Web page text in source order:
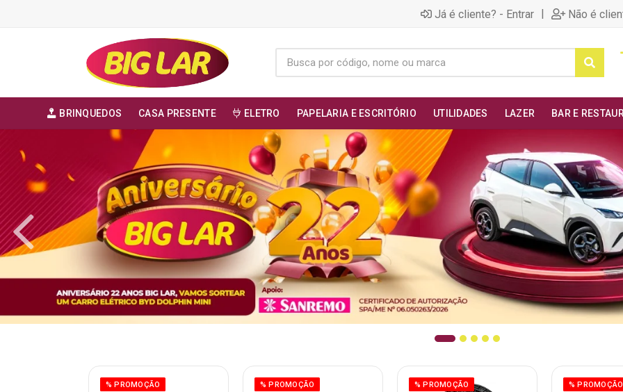
Já é cliente? - Entrar | Não é
BRINQUEDOS CASA PRESENTE ELETRO PAPELARIA E ESCRITÓRIO UTILIDADES LAZER BAR E
% PROMOÇÃO % PROMOÇÃO % PROMOÇÃO % PROMOÇÃO